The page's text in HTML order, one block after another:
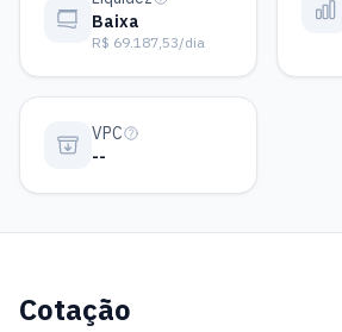
Baixa
R$ 69.187,53/dia
VPC
--
Cotação